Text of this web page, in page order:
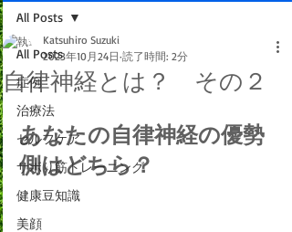
All Posts
症例
治療法
セルフケア
サボり筋トレーニング
健康豆知識
美顔
All Posts
自律神経とは？ その２
Katsuhiro Suzuki
2023年10月24日 読了時間: 2分
あなたの自律神経の優勢
側はどちら？